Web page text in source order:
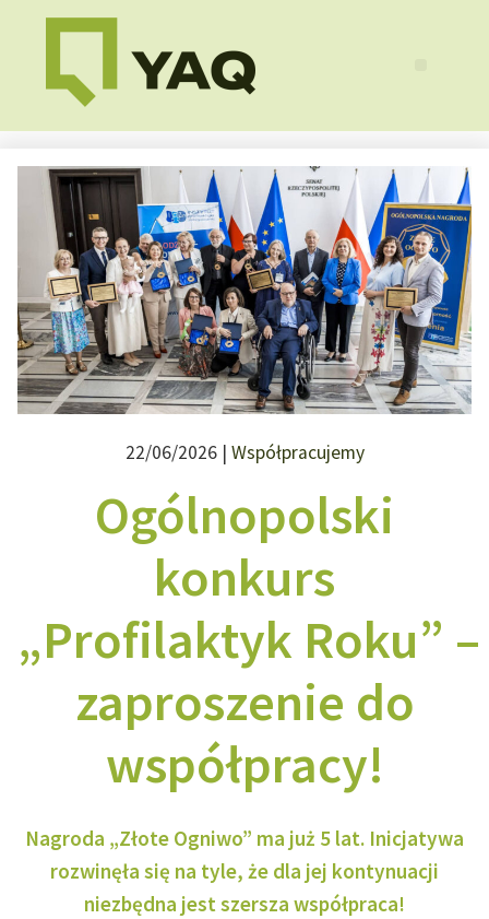
22/06/2026 | Współpracujemy
Ogólnopolski
konkurs
„Profilaktyk Roku” –
zaproszenie do
współpracy!
Nagroda „Złote Ogniwo” ma już 5 lat. Inicjatywa
rozwinęła się na tyle, że dla jej kontynuacji
niezbędna jest szersza współpraca!